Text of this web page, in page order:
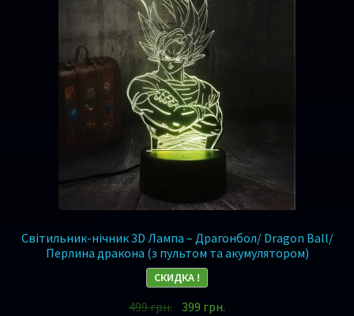
Світильник-нічник 3D Лампа – Драгонбол/ Dragon Ball/
Перлина дракона (з пультом та акумулятором)
СКИДКА !
499грн. 399 грн.